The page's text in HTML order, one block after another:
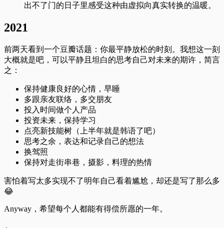
出不了门的日子里感受这种由虚拟向真实转换的温暖。
2021
前两天看到一个豆瓣话题：你最平静放松的时刻。我想这一刻
大概就是吧，可以平静且坦白的思考自己对未来的期许，简言
之：
保持健康良好的心情，早睡
多跟亲友联络，多交朋友
投入时间做个人产品
投资未来，保持学习
点亮新技能树（上半年就是韩语了吧）
思考之余，表达和记录自己的想法
换驾照
保持对走街串巷，摄影，料理的热情
害怕着写太多实现不了明年自己看着尴尬，却还是写了那么多
😂
Anyway，希望每个人都能有得偿所愿的一年。